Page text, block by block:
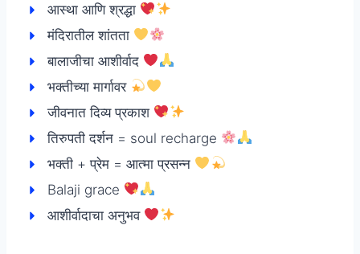
आस्था आणि श्रद्धा
मंदिरातील शांतता
बालाजीचा आशीर्वाद
भक्तीच्या मार्गावर
जीवनात दिव्य प्रकाश
तिरुपती दर्शन = soul recharge
भक्ती + प्रेम = आत्मा प्रसन्न
Balaji grace
आशीर्वादाचा अनुभव